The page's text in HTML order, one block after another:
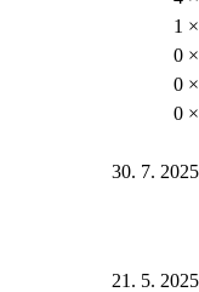
1 ×
0 ×
0 ×
0 ×
30. 7. 2025
21. 5. 2025